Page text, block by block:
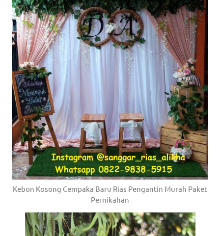
Kebon Kosong Cempaka Baru Rias Pengantin Murah Paket
Pernikahan